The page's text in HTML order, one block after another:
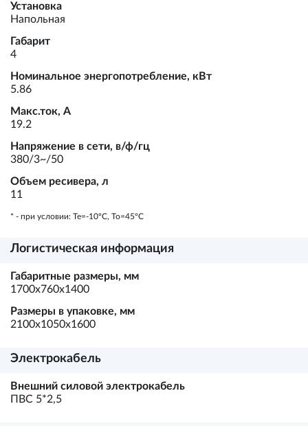
Установка
Напольная
Габарит
4
Номинальное энергопотребление, кВт
5.86
Макс.ток, А
19.2
Напряжение в сети, в/ф/гц
380/3~/50
Объем ресивера, л
11
* - при условии: Te=-10ºC, To=45ºC
Логистическая информация
Габаритные размеры, мм
1700х760х1400
Размеры в упаковке, мм
2100х1050х1600
Электрокабель
Внешний силовой электрокабель
ПВС 5*2,5